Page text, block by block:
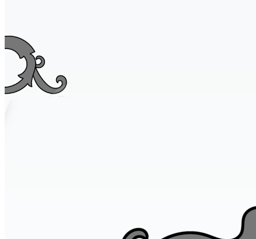
Gráficos en Movimiento
Imágenes Editoriales
Eventos Editoriales